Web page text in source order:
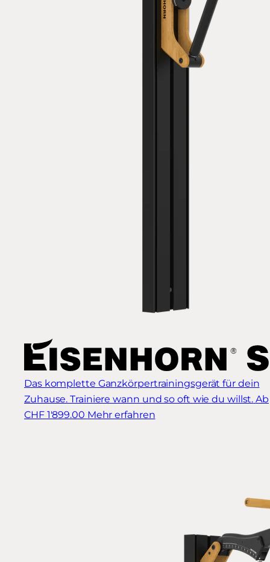
Das komplette Ganzkörpertrainingsgerät für dein
Zuhause. Trainiere wann und so oft wie du willst. Ab
CHF 1'899.00 Mehr erfahren